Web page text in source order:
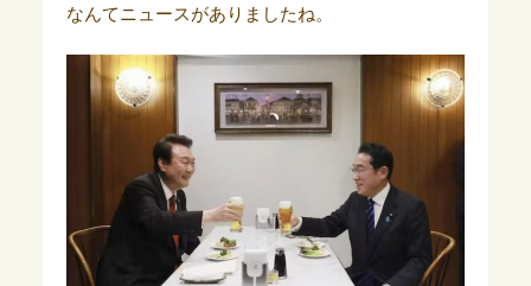
なんてニュースがありましたね。